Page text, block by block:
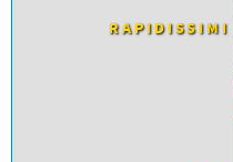
DORSALI TARGHE
RAPIDISSIMI